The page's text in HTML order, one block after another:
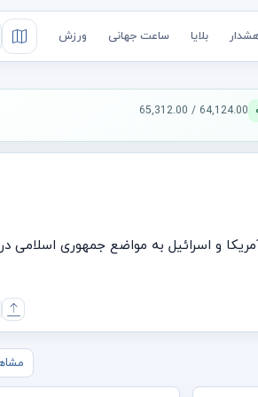
بلایا ساعت جهانی ورزش
64,124.00 / 65,312.00
و اسرائیل به مواضع جمهوری اسلامی